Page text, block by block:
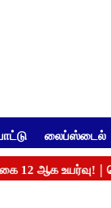
லைப்ஸ்டைல்